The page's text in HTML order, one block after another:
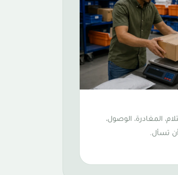
المغادرة، الوصول،
أن تسأل.